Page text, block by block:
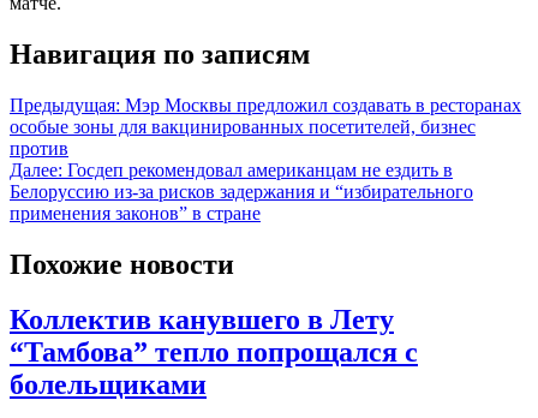
Навигация по записям
Предыдущая: Мэр Москвы предложил создавать в ресторанах
особые зоны для вакцинированных посетителей, бизнес
против
Далее: Госдеп рекомендовал американцам не ездить в
Белоруссию из-за рисков задержания и “избирательного
применения законов” в стране
Похожие новости
Коллектив канувшего в Лету
“Тамбова” тепло попрощался с
болельщиками